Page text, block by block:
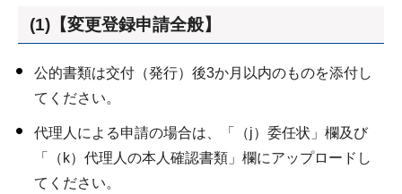
(1)【変更登録申請全般】
公的書類は交付（発行）後3か月以内のものを添付し
てください。
代理人による申請の場合は、「（j）委任状」欄及び
「（k）代理人の本人確認書類」欄にアップロードし
てください。